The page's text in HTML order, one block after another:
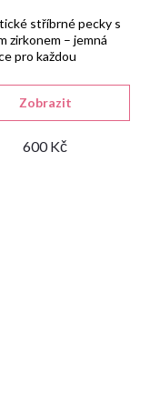
600 Kč
Zobrazit
stříbrné pecky s
zirkonem – jemná
pro každou